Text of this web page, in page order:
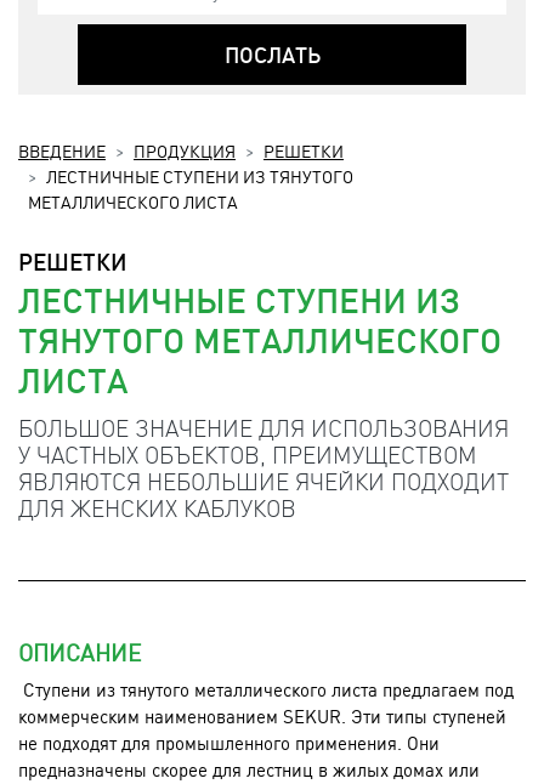
ВВЕДЕНИЕ ПРОДУКЦИЯ
РЕШЕТКИ
ЛЕСТНИЧНЫЕ СТУПЕНИ ИЗ ТЯНУТОГО
МЕТАЛЛИЧЕСКОГО ЛИСТА
РЕШЕТКИ
ЛЕСТНИЧНЫЕ СТУПЕНИ ИЗ
ТЯНУТОГО МЕТАЛЛИЧЕСКОГО
ЛИСТА
БОЛЬШОЕ ЗНАЧЕНИЕ ДЛЯ ИСПОЛЬЗОВАНИЯ
У ЧАСТНЫХ ОБЪЕКТОВ, ПРЕИМУЩЕСТВОМ
ЯВЛЯЮТСЯ НЕБОЛЬШИЕ ЯЧЕЙКИ ПОДХОДИТ
ДЛЯ ЖЕНСКИХ КАБЛУКОВ
ОПИСАНИЕ
Ступени из тянутого металлического листа предлагаем под
коммерческим наименованием SEKUR. Эти типы ступеней
не подходят для промышленного применения. Они
предназначены скорее для лестниц в жилых домах или
ПОСЛАТЬ